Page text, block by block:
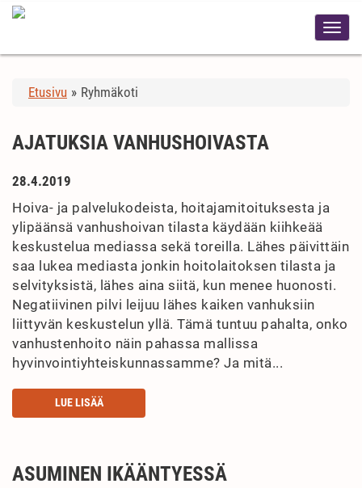
Etusivu » Ryhmäkoti
AJATUKSIA VANHUSHOIVASTA
28.4.2019
Hoiva- ja palvelukodeista, hoitajamitoituksesta ja
ylipäänsä vanhushoivan tilasta käydään kiihkeää
keskustelua mediassa sekä toreilla. Lähes päivittäin
saa lukea mediasta jonkin hoitolaitoksen tilasta ja
selvityksistä, lähes aina siitä, kun menee huonosti.
Negatiivinen pilvi leijuu lähes kaiken vanhuksiin
liittyvän keskustelun yllä. Tämä tuntuu pahalta, onko
vanhustenhoito näin pahassa mallissa
hyvinvointiyhteiskunnassamme? Ja mitä...
LUE LISÄÄ
ASUMINEN IKÄÄNTYESSÄ